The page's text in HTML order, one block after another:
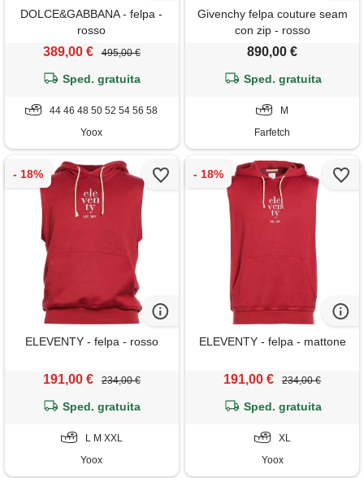
DOLCE&GABBANA - felpa -
rosso
389,00 € 495,00 €
Sped. gratuita
44 46 48 50 52 54 56 58
Yoox
Givenchy felpa couture seam
con zip - rosso
890,00 €
Sped. gratuita
M
Farfetch
ELEVENTY - felpa - rosso
191,00 € 234,00 €
Sped. gratuita
L M XXL
Yoox
ELEVENTY - felpa - mattone
191,00 € 234,00 €
Sped. gratuita
XL
Yoox